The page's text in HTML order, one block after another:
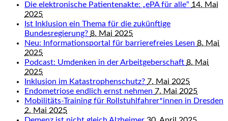
Die elektronische Patientenakte: „ePA für alle“ 14. Mai
2025
Ist Inklusion ein Thema für die zukünftige
Bundesregierung? 8. Mai 2025
Neu: Informationsportal für barrierefreies Lesen 8. Mai
2025
Podcast: Umdenken in der Arbeitgeberschaft 8. Mai
2025
Inklusion im Katastrophenschutz? 7. Mai 2025
Endometriose endlich ernst nehmen 7. Mai 2025
Mobilitäts-Training für Rollstuhlfahrer*innen in Dresden
2. Mai 2025